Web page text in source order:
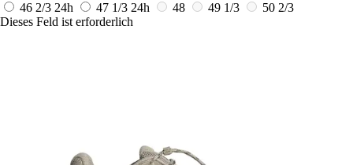
46 2/3 24h 47 1/3 24h 48 49 1/3
50 2/3
Dieses Feld ist erforderlich